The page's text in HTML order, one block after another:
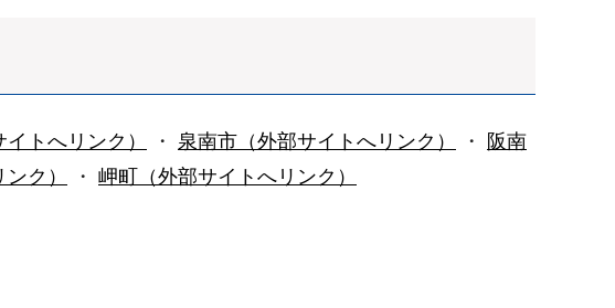
トへリンク） ・ 泉南市（外部サイトへリンク） ・
阪南
ク） ・ 岬町（外部サイトへリンク）